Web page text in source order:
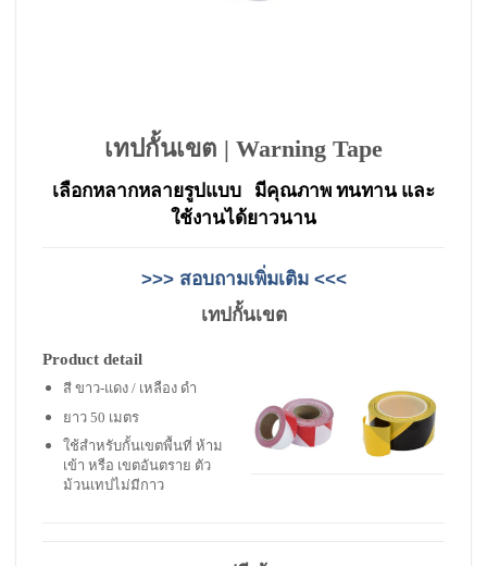
เทปกั้นเขต | Warning Tape
เลือกหลากหลายรูปแบบ มีคุณภาพ ทนทาน และ
ใช้งานได้ยาวนาน
>>> สอบถามเพิ่มเติม <<<
เทปกั้นเขต
Product detail
สี ขาว-แดง / เหลือง ดำ
ยาว 50 เมตร
ใช้สำหรับกั้นเขตพื้นที่ ห้าม
เข้า หรือ เขตอันตราย ตัว
ม้วนเทปไม่มีกาว